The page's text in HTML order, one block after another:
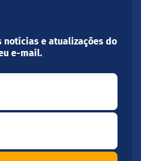
notícias e atualizações do
e-mail.